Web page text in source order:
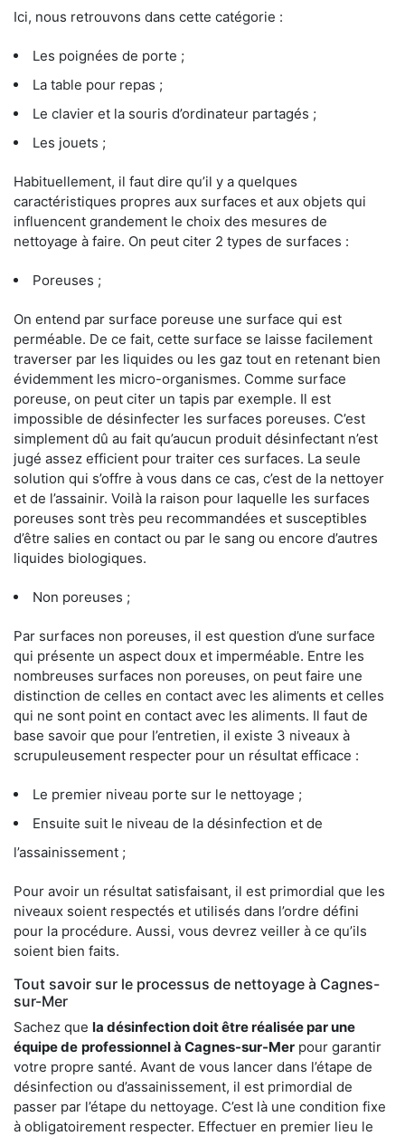
Ici, nous retrouvons dans cette catégorie :
Les poignées de porte ;
La table pour repas ;
Le clavier et la souris d’ordinateur partagés ;
Les jouets ;
Habituellement, il faut dire qu’il y a quelques
caractéristiques propres aux surfaces et aux objets qui
influencent grandement le choix des mesures de
nettoyage à faire. On peut citer 2 types de surfaces :
Poreuses ;
On entend par surface poreuse une surface qui est
perméable. De ce fait, cette surface se laisse facilement
traverser par les liquides ou les gaz tout en retenant bien
évidemment les micro-organismes. Comme surface
poreuse, on peut citer un tapis par exemple. Il est
impossible de désinfecter les surfaces poreuses. C’est
simplement dû au fait qu’aucun produit désinfectant n’est
jugé assez efficient pour traiter ces surfaces. La seule
solution qui s’offre à vous dans ce cas, c’est de la nettoyer
et de l’assainir. Voilà la raison pour laquelle les surfaces
poreuses sont très peu recommandées et susceptibles
d’être salies en contact ou par le sang ou encore d’autres
liquides biologiques.
Non poreuses ;
Par surfaces non poreuses, il est question d’une surface
qui présente un aspect doux et imperméable. Entre les
nombreuses surfaces non poreuses, on peut faire une
distinction de celles en contact avec les aliments et celles
qui ne sont point en contact avec les aliments. Il faut de
base savoir que pour l’entretien, il existe 3 niveaux à
scrupuleusement respecter pour un résultat efficace :
Le premier niveau porte sur le nettoyage ;
Ensuite suit le niveau de la désinfection et de
l’assainissement ;
Pour avoir un résultat satisfaisant, il est primordial que les
niveaux soient respectés et utilisés dans l’ordre défini
pour la procédure. Aussi, vous devrez veiller à ce qu’ils
soient bien faits.
Tout savoir sur le processus de nettoyage à Cagnes-
sur-Mer
Sachez que la désinfection doit être réalisée par une
équipe de professionnel à Cagnes-sur-Mer pour garantir
votre propre santé. Avant de vous lancer dans l’étape de
désinfection ou d’assainissement, il est primordial de
passer par l’étape du nettoyage. C’est là une condition fixe
à obligatoirement respecter. Effectuer en premier lieu le